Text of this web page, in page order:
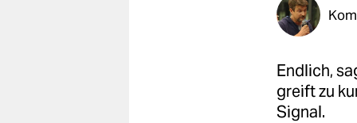
Endlich,
greift zu
Signal.